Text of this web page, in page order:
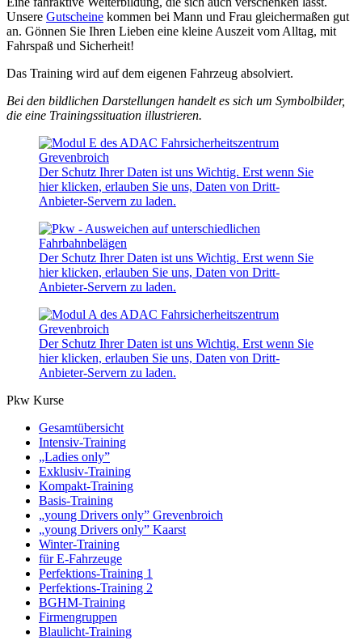
Unsere Gutscheine kommen bei Mann und Frau gleichermaßen gut
an. Gönnen Sie Ihren Lieben eine kleine Auszeit vom Alltag, mit
Fahrspaß und Sicherheit!
Das Training wird auf dem eigenen Fahrzeug absolviert.
Bei den bildlichen Darstellungen handelt es sich um Symbolbilder,
die eine Trainingssituation illustrieren.
Der Schutz Ihrer Daten ist uns Wichtig. Erst wenn Sie
hier klicken, erlauben Sie uns, Daten von Dritt-
Anbieter-Servern zu laden.
Der Schutz Ihrer Daten ist uns Wichtig. Erst wenn Sie
hier klicken, erlauben Sie uns, Daten von Dritt-
Anbieter-Servern zu laden.
Der Schutz Ihrer Daten ist uns Wichtig. Erst wenn Sie
hier klicken, erlauben Sie uns, Daten von Dritt-
Anbieter-Servern zu laden.
Pkw Kurse
Gesamtübersicht
Intensiv-Training
„Ladies only”
Exklusiv-Training
Kompakt-Training
Basis-Training
„young Drivers only” Grevenbroich
„young Drivers only” Kaarst
Winter-Training
für E-Fahrzeuge
Perfektions-Training 1
Perfektions-Training 2
BGHM-Training
Firmengruppen
Blaulicht-Training